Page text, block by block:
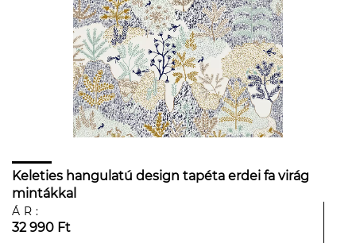
Keleties hangulatú design tapéta erdei fa virág
mintákkal
ÁR:
32 990 Ft